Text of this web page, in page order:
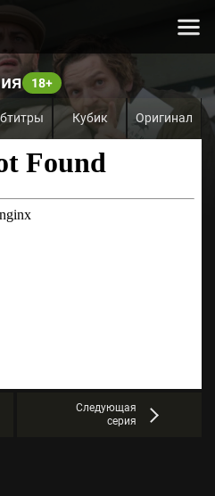
Кубик Оригинал
Следующая
серия